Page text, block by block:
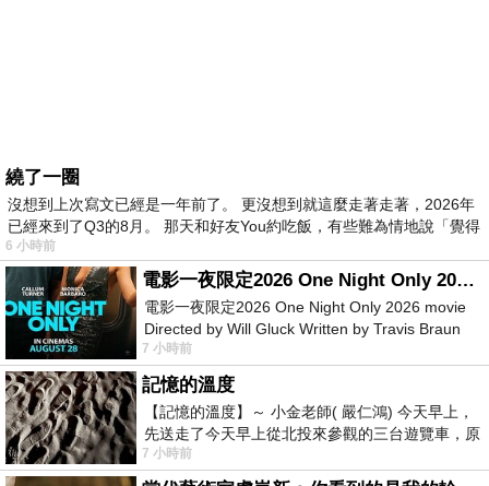
繞了一圈
沒想到上次寫文已經是一年前了。 更沒想到就這麼走著走著，2026年
已經來到了Q3的8月。 那天和好友You約吃飯，有些難為情地說「覺得
6 小時前
電影一夜限定2026 One Night Only 2026 movie
電影一夜限定2026 One Night Only 2026 movie
Directed by Will Gluck Written by Travis Braun
Starring Monica Barbaro
7 小時前
記憶的溫度
【記憶的溫度】～ 小金老師( 嚴仁鴻) 今天早上，
先送走了今天早上從北投來參觀的三台遊覽車，原
以為展場已經差不多要安靜下來，卻發
7 小時前